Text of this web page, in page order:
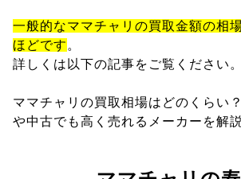
一般的なママチャリの買取金額の相
ほどです 。
詳しくは以下の記事をご覧ください。
ママチャリの買取相場はどのくらい
や中古でも高く売れるメーカーを解説